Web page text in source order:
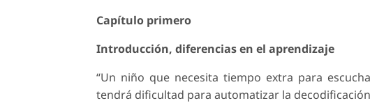
Capítulo primero
Introducción, diferencias en el aprendizaje
“Un niño que necesita tiempo extra para
tendrá dificultad para automatizar la decodificación